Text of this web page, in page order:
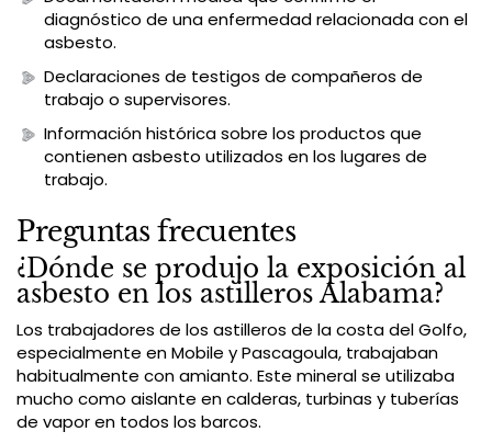
diagnóstico de una enfermedad relacionada con el
asbesto.
Declaraciones de testigos de compañeros de
trabajo o supervisores.
Información histórica sobre los productos que
contienen asbesto utilizados en los lugares de
trabajo.
Preguntas frecuentes
¿Dónde se produjo la exposición al
asbesto en los astilleros Alabama?
Los trabajadores de los astilleros de la costa del Golfo,
especialmente en Mobile y Pascagoula, trabajaban
habitualmente con amianto. Este mineral se utilizaba
mucho como aislante en calderas, turbinas y tuberías
de vapor en todos los barcos.